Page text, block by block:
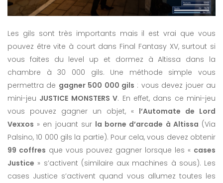
Les gils sont très importants mais il est vrai que vous
pouvez être vite à court dans Final Fantasy XV, surtout si
vous faites du level up et dormez à Altissa dans la
chambre à 30 000 gils. Une méthode simple vous
permettra de gagner 500 000 gils : vous devez jouer au
mini-jeu JUSTICE MONSTERS V. En effet, dans ce mini-jeu
vous pouvez gagner un objet, « l’Automate de Lord
Vexxos » en jouant sur la borne d’arcade à Altissa (Via
Palsino, 10 000 gils la partie). Pour cela, vous devez obtenir
99 coffres que vous pouvez gagner lorsque les « cases
Justice » s’activent (similaire aux machines à sous). Les
cases Justice s’activent quand vous allumez toutes les